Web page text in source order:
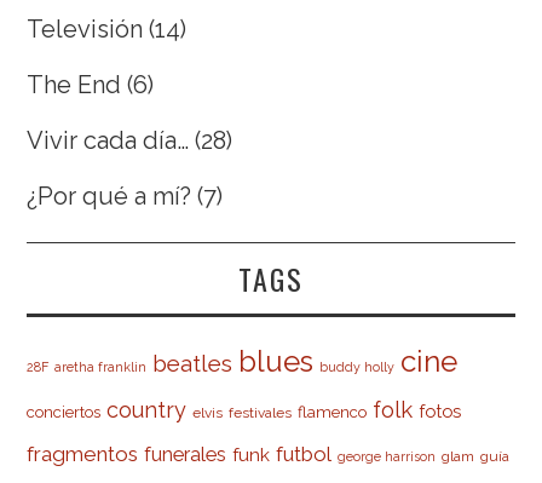
Televisión (14)
The End (6)
Vivir cada día… (28)
¿Por qué a mí? (7)
TAGS
28F aretha franklin beatles blues buddy holly cine
conciertos country elvis festivales flamenco folk fotos
fragmentos funerales funk futbol george harrison glam guía